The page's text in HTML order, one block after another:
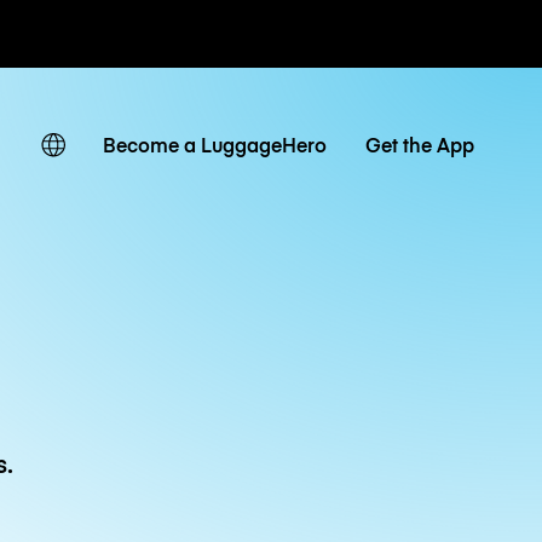
/ diárias
Become a LuggageHero Get the App